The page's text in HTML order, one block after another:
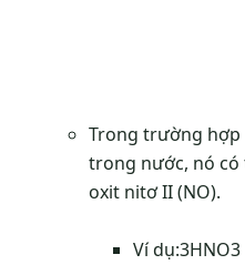
Trong trường hợp
trong nước, nó
oxit nitơ II (NO).
Ví